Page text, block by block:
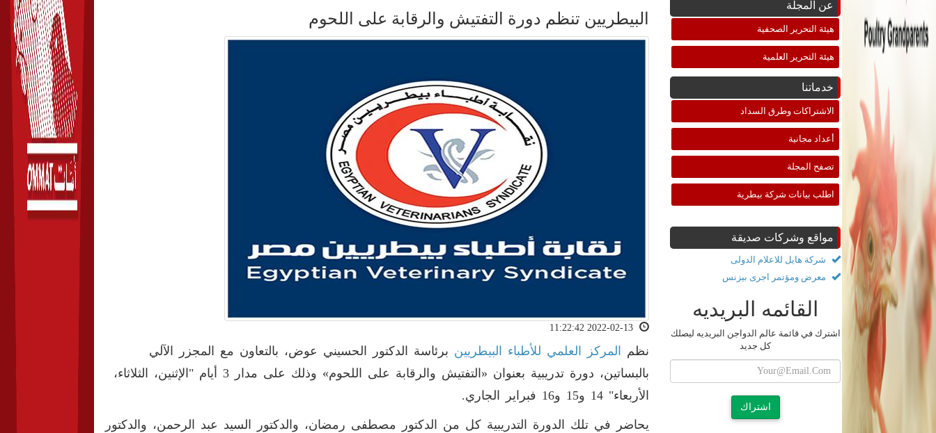
عن المجلة
هيئة التحرير الصحفية
هيئة التحرير العلمية
خدماتنا
الاشتراكات وطرق السداد
أعداد مجانية
تصفح المجلة
اطلب بيانات شركة بيطرية
مواقع وشركات صديقة
شركة هايل للاعلام الدولى
معرض ومؤتمر اجرى بيزنس
القائمه البريديه
اشترك في قائمة عالم الدواجن البريديه ليصلك
كل جديد
اشتراك
البيطريين تنظم دورة التفتيش والرقابة على اللحوم
نظم المركز العلمي للأطباء البيطريين برئاسة الدكتور الحسيني عوض، بالتعاون مع المجزر الآلي
بالبساتين، دورة تدريبية بعنوان «التفتيش والرقابة على اللحوم» وذلك على مدار 3 أيام "الإثنين، الثلاثاء،
الأربعاء" 14 و15 و16 فبراير الجاري.
يحاضر في تلك الدورة التدريبية كل من الدكتور مصطفى رمضان، والدكتور السيد عبد الرحمن، والدكتور